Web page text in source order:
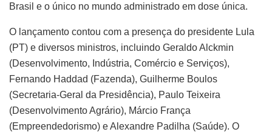
Brasil e o único no mundo administrado em dose única.
O lançamento contou com a presença do presidente Lula
(PT) e diversos ministros, incluindo Geraldo Alckmin
(Desenvolvimento, Indústria, Comércio e Serviços),
Fernando Haddad (Fazenda), Guilherme Boulos
(Secretaria-Geral da Presidência), Paulo Teixeira
(Desenvolvimento Agrário), Márcio França
(Empreendedorismo) e Alexandre Padilha (Saúde). O